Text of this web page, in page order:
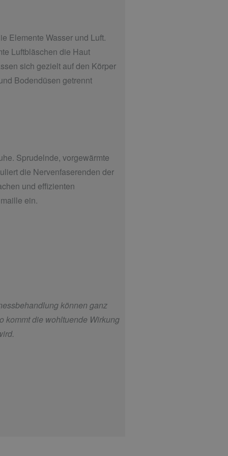
Elemente Wasser und Luft.
Luftbläschen die Haut
sich gezielt auf den Körper
Bodendüsen getrennt
Sprudelnde, vorgewärmte
die Nervenfaserenden der
und effizienten
ein.
können ganz
kommt die wohltuende Wirkung